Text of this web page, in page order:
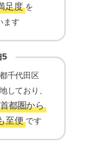
足度 を
ます
5
千代田区
しており、
都圏から
至便 です